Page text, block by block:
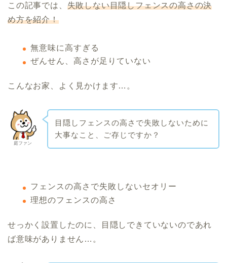
この記事では、 失敗しない目隠しフェンスの高さの決
め方を紹介！
無意味に高すぎる
ぜんせん、高さが足りていない
こんなお家、よく見かけます…。
庭ファン
目隠しフェンスの高さで失敗しないために
大事なこと、ご存じですか？
フェンスの高さで失敗しないセオリー
理想のフェンスの高さ
せっかく設置したのに、目隠しできていないのであれ
ば意味がありません…。